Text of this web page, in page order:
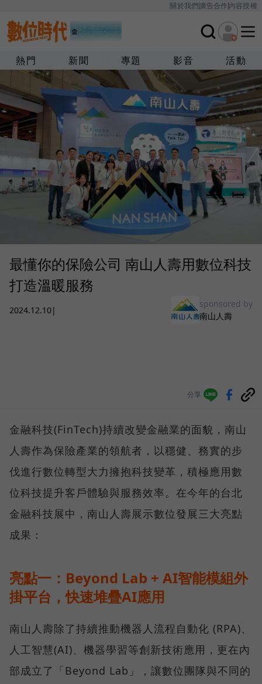
關於我們廣告合作內容授權
熱門 新聞 專題 影音 活動
最懂你的保險公司 南山人壽用數位科技
打造溫暖服務
2024.12.10|
sponsored by
南山人壽
分享
金融科技(FinTech)持續改變金融業的面貌，南山
人壽作為保險產業的領航者，以穩健、務實的步
伐進行數位轉型大力擁抱科技變革，積極應用數
位科技提升客戶體驗與服務效率。在今年的台北
金融科技展中，南山人壽展示數位發展三大亮點
成果：
亮點一：Beyond Lab + AI智能模組外
掛平台，快速堆疊AI應用
南山人壽除了持續推動機器人流程自動化 (RPA)、
人工智慧(AI)、機器學習等創新技術應用，更在內
部成立了「Beyond Lab」，讓數位團隊與不同的